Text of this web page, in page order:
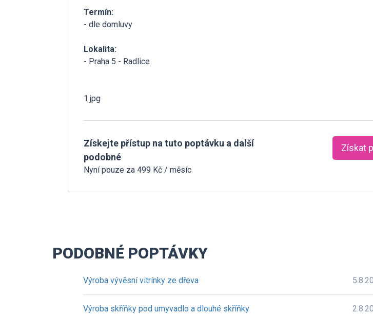
Termín:
- dle domluvy
Lokalita:
- Praha 5 - Radlice
1.jpg
Získejte přístup na tuto poptávku a další
podobné
Nyní pouze za 499 Kč / měsíc
Získat
PODOBNÉ POPTÁVKY
Výroba vývěsní vitrínky ze dřeva
Výroba skříňky pod umyvadlo a dlouhé skříňky